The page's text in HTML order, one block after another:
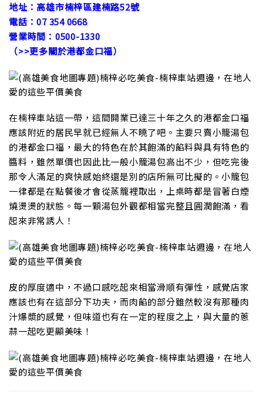
地址：高雄市楠梓區建楠路52號
電話：07 354 0668
營業時間：0500-1330
（>>更多關於港都金口福）
在楠梓車站這一帶，這間開業已達三十年之久的港都金口福
應該附近的居民早就已經無人不曉了吧。主要只賣小籠湯包
的港都金口福，最大的特色在於其飽滿的餡料與具有特色的
醬料，雖然單價也因此比一般小籠湯包高出不少，但吃完後
那令人滿足的爽快感始終還是別的店所無可比擬的。小籠包
一律都是在點餐後才會從蒸籠裡取出，上桌時都是冒著白煙
燒燙燙的狀態。每一顆湯包外觀都相當完整且圓潤飽滿，看
起來非常誘人！
皮的厚度適中，不過口感吃起來相當滑順有彈性，感覺店家
應該也有在這部分下功夫，而肉餡的部分雖然較沒有那種肉
汁爆漿的感覺，但味道也有在一定的程度之上，與大量的蔥
蒜一起吃更顯美味！